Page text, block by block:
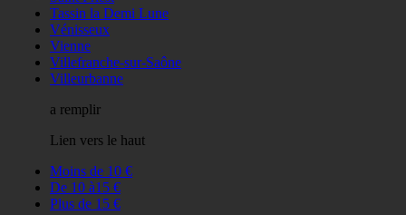
Tassin la Demi Lune
Vénisseux
Vienne
Villefranche-sur-Saône
Villeurbanne
a remplir
Lien vers le haut
Moins de 10 €
De 10 à15 €
Plus de 15 €